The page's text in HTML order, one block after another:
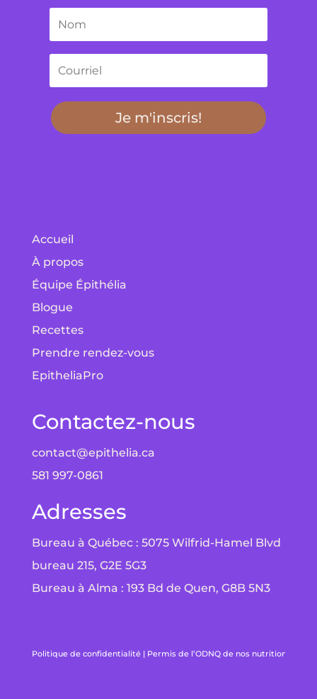
Je m'inscris!
Accueil
À propos
Équipe Épithélia
Blogue
Recettes
Prendre rendez-vous
EpitheliaPro
Contactez-nous
contact@epithelia.ca
581 997-0861
Adresses
Bureau à Québec : 5075 Wilfrid-Hamel Blvd
bureau 215, G2E 5G3
Bureau à Alma : 193 Bd de Quen, G8B 5N3
Politique de confidentialité| Permis de l’ODNQ de nos nutritionnistes